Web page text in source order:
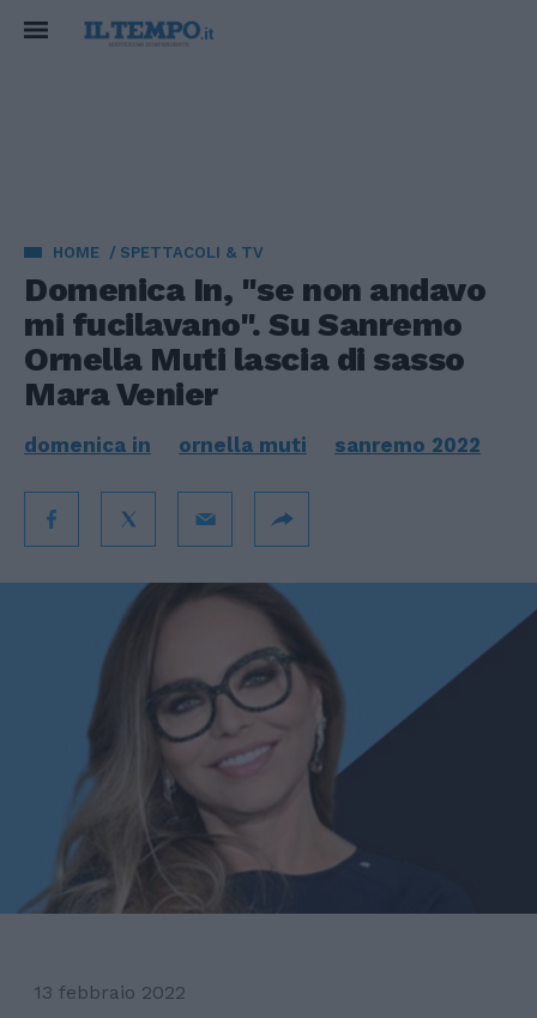
HOME SPETTACOLI & TV
Domenica In, "se non andavo
mi fucilavano". Su Sanremo
Ornella Muti lascia di sasso
Mara Venier
domenica in ornella muti sanremo 2022
13 febbraio 2022